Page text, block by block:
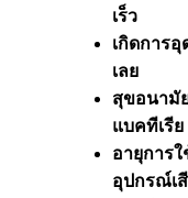
เร็ว
เกิดการ
เลย
สุขอนามั
แบคทีเรีย
อายุการ
อุปกรณ์เ